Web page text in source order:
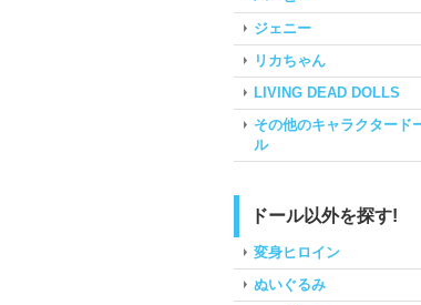
ジェニー
リカちゃん
LIVING DEAD DOLLS
その他のキャラクタード
ル
ドール以外を探す!
変身ヒロイン
ぬいぐるみ